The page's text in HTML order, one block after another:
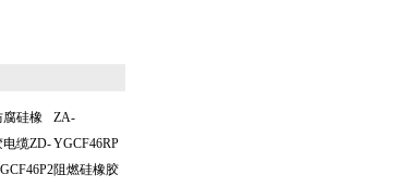
腐硅橡
电缆ZD-
ZA-
YGCF46RP
阻燃硅橡胶